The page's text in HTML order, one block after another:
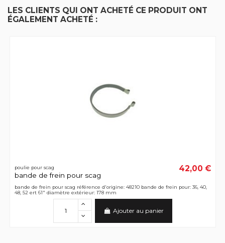
LES CLIENTS QUI ONT ACHETÉ CE PRODUIT ONT
ÉGALEMENT ACHETÉ :
poulie pour scag
bande de frein pour scag
42,00 €
bande de frein pour scag référence d'origine: 48210 bande de frein pour: 36, 40,
48, 52 ert 61" diamètre extérieur: 178 mm
Ajouter au panier